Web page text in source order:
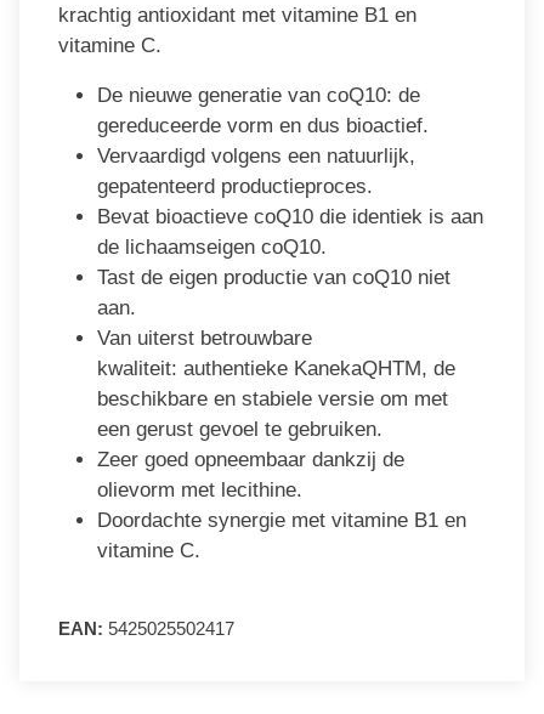
krachtig antioxidant met vitamine B1 en
vitamine C.
De nieuwe generatie van coQ10: de
gereduceerde vorm en dus bioactief.
Vervaardigd volgens een natuurlijk,
gepatenteerd productieproces.
Bevat bioactieve coQ10 die identiek is aan
de lichaamseigen coQ10.
Tast de eigen productie van coQ10 niet
aan.
Van uiterst betrouwbare
kwaliteit: authentieke KanekaQHTM, de
beschikbare en stabiele versie om met
een gerust gevoel te gebruiken.
Zeer goed opneembaar dankzij de
olievorm met lecithine.
Doordachte synergie met vitamine B1 en
vitamine C.
EAN: 5425025502417